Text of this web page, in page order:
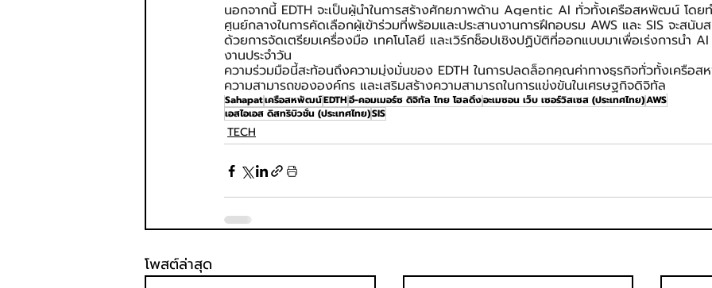
นอกจากนี้ EDTH จะเป็นผู้นำในการสร้างศักยภาพด้าน Agentic AI ทั่วทั้งเครือสหพัฒน์ โดย
ศูนย์กลางในการคัดเลือกผู้เข้าร่วมที่พร้อมและประสานงานการฝึกอบรม AWS และ SIS จะสนั
ด้วยการจัดเตรียมเครื่องมือ เทคโนโลยี และเวิร์กช็อปเชิงปฏิบัติที่ออกแบบมาเพื่อเร่งการนำ
งานประจำวัน
ความร่วมมือนี้สะท้อนถึงความมุ่งมั่นของ EDTH ในการปลดล็อกคุณค่าทางธุรกิจทั่วทั้งเครือ
ความสามารถขององค์กร และเสริมสร้างความสามารถในการแข่งขันในเศรษฐกิจดิจิทัล
Sahapatเครือสหพัฒน์EDTHอี-คอมเมอร์ซ ดิจิทัล ไทย โฮลดิ้งอะเมซอน เว็บ เซอร์วิสเซส (ประเทศไทย)AWS
เอสไอเอส ดิสทริบิวชั่น (ประเทศไทย)SIS
TECH
โพสต์ล่าสุด